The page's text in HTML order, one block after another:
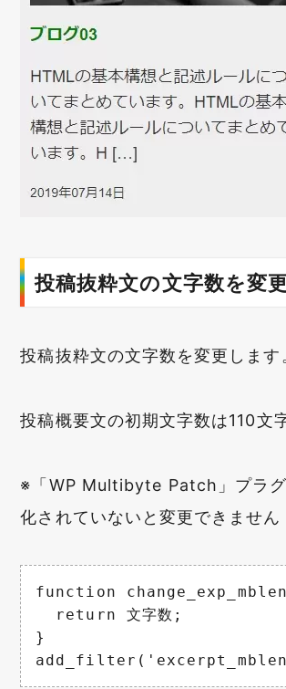
投稿抜粋文の文字数を変
投稿抜粋文の文字数を変更します
投稿概要文の初期文字数は110文
※「WP Multibyte Patch」プラグ
化されていないと変更できません
function
  return 文字数;
}